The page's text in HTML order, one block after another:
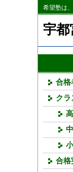
希望塾は
宇
合格
クラ
合格